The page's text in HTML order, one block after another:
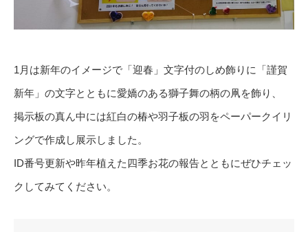
1月は新年のイメージで「迎春」文字付のしめ飾りに「謹賀
新年」の文字とともに愛嬌のある獅子舞の柄の凧を飾り、
掲示板の真ん中には紅白の椿や羽子板の羽をペーパークイリ
ングで作成し展示しました。
ID番号更新や昨年植えた四季お花の報告とともにぜひチェッ
クしてみてください。